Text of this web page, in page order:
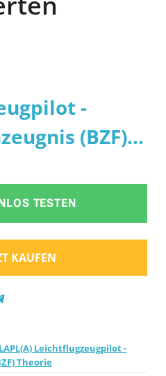
-
Quiz
herunter
-
(BZF)
TESTEN
KAUFEN
Leichtflugzeugpilot -
Theorie